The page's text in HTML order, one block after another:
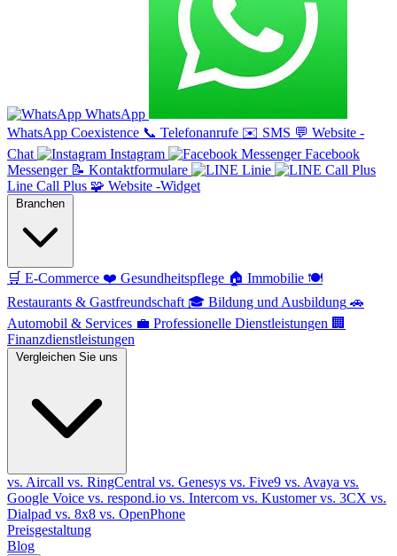
WhatsApp
WhatsApp Coexistence 📞 Telefonanrufe ✉️ SMS 💬 Website -
Chat
Instagram
Facebook
Messenger 📝 Kontaktformulare
Linie
Line Call Plus 🧩 Website -Widget
Branchen
🛒 E-Commerce ❤️ Gesundheitspflege 🏠 Immobilie 🍽️
Restaurants & Gastfreundschaft 🎓 Bildung und Ausbildung 🚗
Automobil & Services 💼 Professionelle Dienstleistungen 🏢
Finanzdienstleistungen
Vergleichen Sie uns
vs. Aircall vs. RingCentral vs. Genesys vs. Five9 vs. Avaya vs.
Google Voice vs. respond.io vs. Intercom vs. Kustomervs. 3CX vs.
Dialpad vs. 8x8 vs. OpenPhone
Preisgestaltung
Blog